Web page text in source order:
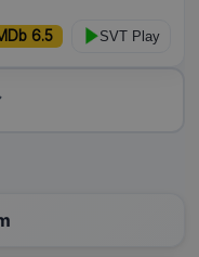
6.5 SVT Play